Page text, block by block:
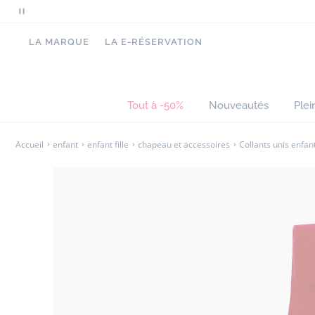
Mettre
pause
LA MARQUE LA E-RÉSERVATION
Tout à -50% Nouveautés
Accueil enfant enfant fille chapeau et accessoires Collants unis
- Collants souples et extensibles